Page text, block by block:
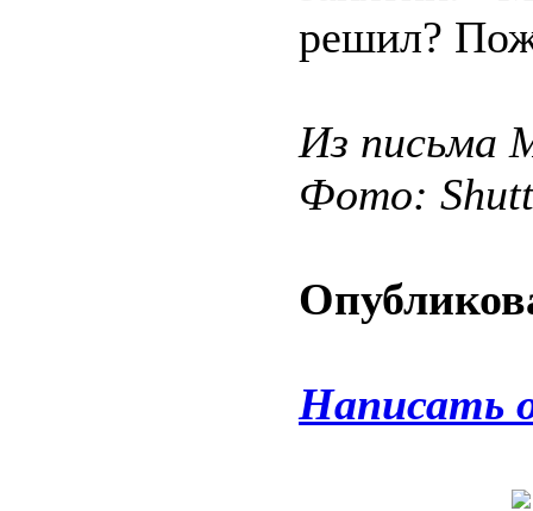
решил?
Из письма
Фото:
Написать